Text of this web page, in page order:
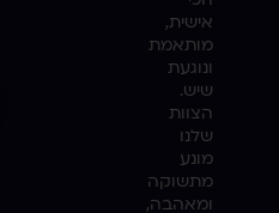
אישית,
מותאמת
ונוגעת
שיש.
הצוות
שלנו
מונע
מתשוקה
ומאהבה,